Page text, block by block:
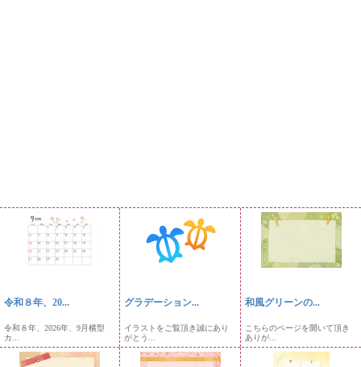
令和８年、20...
令和８年、2026年、9月横型
カ...
グラデーション...
イラストをご覧頂き誠にあり
がとう...
和風グリーンの...
こちらのページを開いて頂き
ありが...